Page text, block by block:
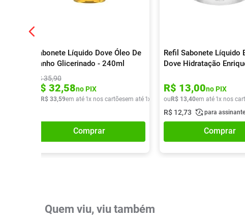
Sabonete Líquido Dove Óleo De
Banho Glicerinado - 240ml
R$35,90
R$ 32,58no PIX
R$ 33,59em até 1x nos cartõesem até 1x de R$ 33,59
Comprar
Refil Sabonete Líquido
Dove Hidratação
R$ 13,00no PIX
ouR$ 13,40em até 1x nos
R$ 12,73 para
Comprar
Quem viu, viu também